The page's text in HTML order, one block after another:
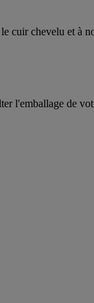
cuir chevelu et à
l'emballage de